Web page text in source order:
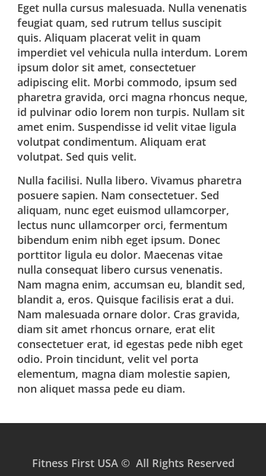
Eget nulla cursus malesuada. Nulla venenatis
feugiat quam, sed rutrum tellus suscipit
quis. Aliquam placerat velit in quam
imperdiet vel vehicula nulla interdum. Lorem
ipsum dolor sit amet, consectetuer
adipiscing elit. Morbi commodo, ipsum sed
pharetra gravida, orci magna rhoncus neque,
id pulvinar odio lorem non turpis. Nullam sit
amet enim. Suspendisse id velit vitae ligula
volutpat condimentum. Aliquam erat
volutpat. Sed quis velit.
Nulla facilisi. Nulla libero. Vivamus pharetra
posuere sapien. Nam consectetuer. Sed
aliquam, nunc eget euismod ullamcorper,
lectus nunc ullamcorper orci, fermentum
bibendum enim nibh eget ipsum. Donec
porttitor ligula eu dolor. Maecenas vitae
nulla consequat libero cursus venenatis.
Nam magna enim, accumsan eu, blandit sed,
blandit a, eros. Quisque facilisis erat a dui.
Nam malesuada ornare dolor. Cras gravida,
diam sit amet rhoncus ornare, erat elit
consectetuer erat, id egestas pede nibh eget
odio. Proin tincidunt, velit vel porta
elementum, magna diam molestie sapien,
non aliquet massa pede eu diam.
Fitness First USA © All Rights Reserved